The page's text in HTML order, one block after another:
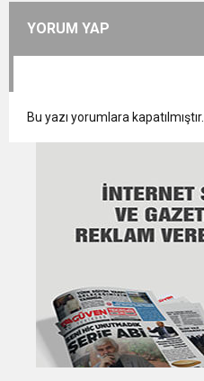
YORUM YAP
Bu yazı yorumlara kapatılmıştır.